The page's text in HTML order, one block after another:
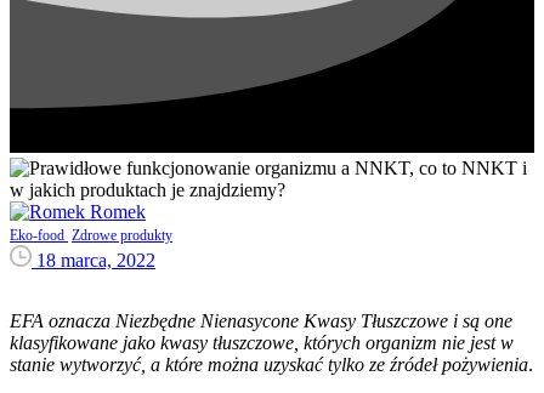
Romek
Eko-food Zdrowe produkty
18 marca, 2022
EFA oznacza Niezbędne Nienasycone Kwasy Tłuszczowe i są one
klasyfikowane jako kwasy tłuszczowe, których organizm nie jest w
stanie wytworzyć, a które można uzyskać tylko ze źródeł pożywienia.